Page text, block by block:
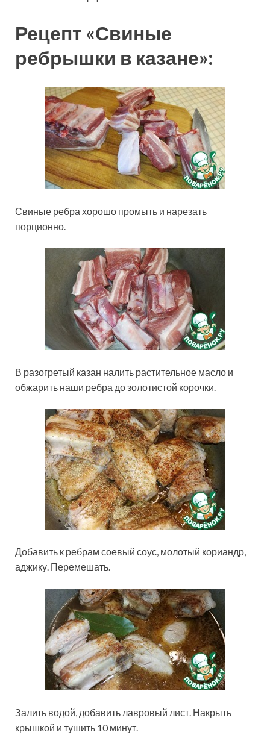
Рецепт «Свиные
ребрышки в казане»:
Свиные ребра хорошо промыть и нарезать
порционно.
В разогретый казан налить растительное масло и
обжарить наши ребра до золотистой корочки.
Добавить к ребрам соевый соус, молотый кориандр,
аджику. Перемешать.
Залить водой, добавить лавровый лист. Накрыть
крышкой и тушить 10 минут.